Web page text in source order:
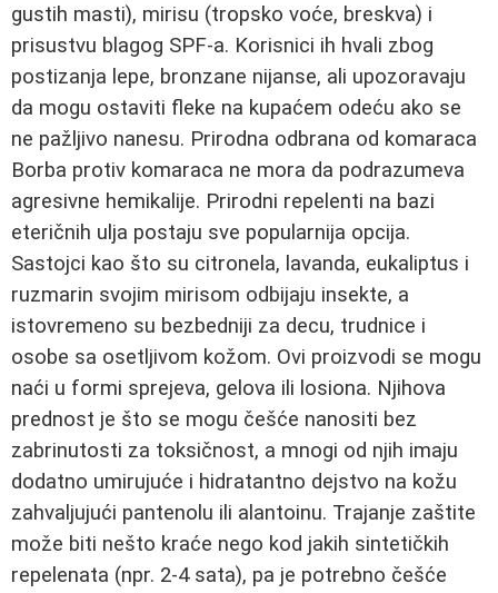
gustih masti), mirisu (tropsko voće, breskva) i
prisustvu blagog SPF-a. Korisnici ih hvali zbog
postizanja lepe, bronzane nijanse, ali upozoravaju
da mogu ostaviti fleke na kupaćem odeću ako se
ne pažljivo nanesu. Prirodna odbrana od komaraca
Borba protiv komaraca ne mora da podrazumeva
agresivne hemikalije. Prirodni repelenti na bazi
eteričnih ulja postaju sve popularnija opcija.
Sastojci kao što su citronela, lavanda, eukaliptus i
ruzmarin svojim mirisom odbijaju insekte, a
istovremeno su bezbedniji za decu, trudnice i
osobe sa osetljivom kožom. Ovi proizvodi se mogu
naći u formi sprejeva, gelova ili losiona. Njihova
prednost je što se mogu češće nanositi bez
zabrinutosti za toksičnost, a mnogi od njih imaju
dodatno umirujuće i hidratantno dejstvo na kožu
zahvaljujući pantenolu ili alantoinu. Trajanje zaštite
može biti nešto kraće nego kod jakih sintetičkih
repelenata (npr. 2-4 sata), pa je potrebno češće